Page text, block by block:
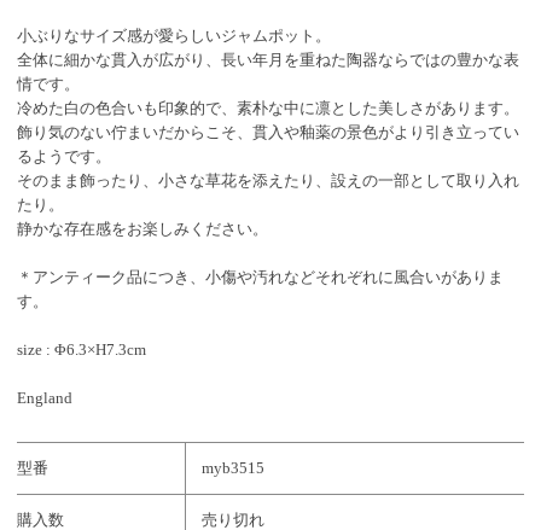
小ぶりなサイズ感が愛らしいジャムポット。
全体に細かな貫入が広がり、長い年月を重ねた陶器ならではの豊かな表
情です。
冷めた白の色合いも印象的で、素朴な中に凛とした美しさがあります。
飾り気のない佇まいだからこそ、貫入や釉薬の景色がより引き立ってい
るようです。
そのまま飾ったり、小さな草花を添えたり、設えの一部として取り入れ
たり。
静かな存在感をお楽しみください。
＊アンティーク品につき、小傷や汚れなどそれぞれに風合いがありま
す。
size : Φ6.3×H7.3cm
England
型番 myb3515
購入数 売り切れ